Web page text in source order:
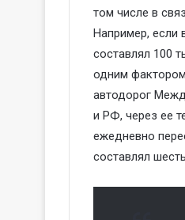
том числе в
Например, если
составлял 100
одним фактором
автодорог
и РФ, через ее
ежедневно
составлял